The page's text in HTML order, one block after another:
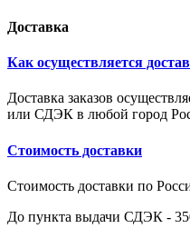
Доставка
Как осуществляется
Доставка заказов
или СДЭК в любой город
Стоимость доставки
Стоимость доставки по
До пункта выдачи СДЭК -